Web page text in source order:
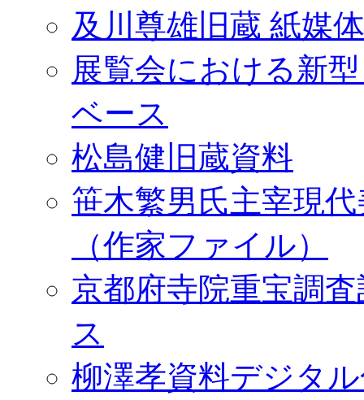
及川尊雄旧蔵 紙媒
展覧会における新
ベース
松島健旧蔵資料
笹木繁男氏主宰現
（作家ファイル）
京都府寺院重宝調
ス
柳澤孝資料デジタ